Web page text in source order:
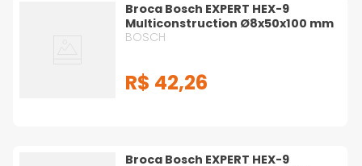
Broca Bosch EXPERT HEX-9
Multiconstruction Ø8x50x100 mm
BOSCH
R$ 42,26
Broca Bosch EXPERT HEX-9